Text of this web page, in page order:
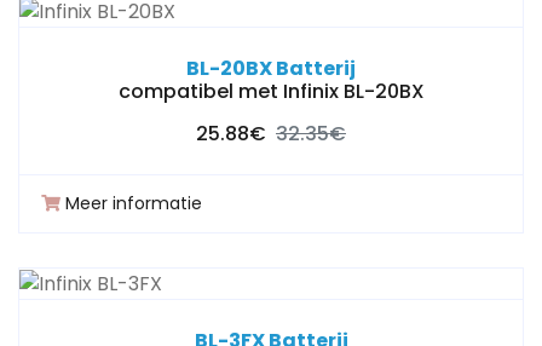
BL-20BX Batterij
compatibel met Infinix BL-20BX
25.88€ 32.35€
Meer informatie